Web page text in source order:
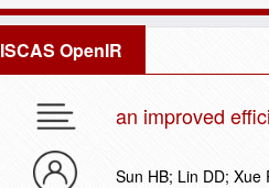
ISCAS OpenIR
an improved
Sun HB; Lin DD; Xue